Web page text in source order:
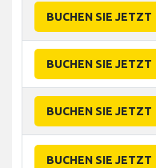
BUCHEN SIE JETZT
BUCHEN SIE JETZT
BUCHEN SIE JETZT
BUCHEN SIE JETZT